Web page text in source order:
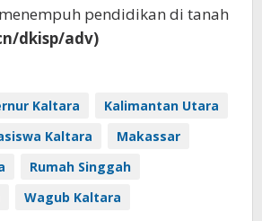
pendidikan di tanah
dkisp/adv)
Kaltara
Kalimantan Utara
Kaltara
Makassar
Rumah Singgah
Wagub Kaltara